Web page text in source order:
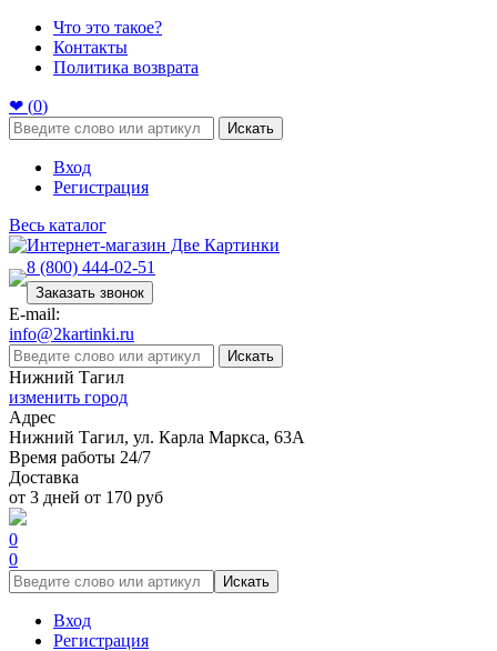
Что это такое?
Контакты
Политика возврата
❤ (0)
Искать
Вход
Регистрация
Весь каталог
8 (800) 444-02-51
Заказать звонок
E-mail:
info@2kartinki.ru
Искать
Нижний Тагил
изменить город
Адрес
Нижний Тагил, ул. Карла Маркса, 63А
Время работы 24/7
Доставка
от 3 дней от 170 руб
0
0
Искать
Вход
Регистрация